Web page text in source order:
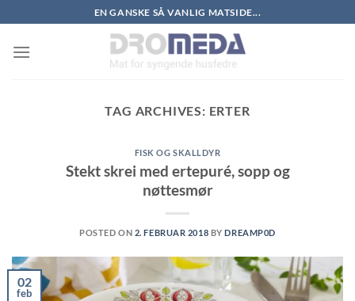
to
content
EN GANSKE SÅ VANLIG MATSIDE...
TAG ARCHIVES: ERTER
FISK OG SKALLDYR
Stekt skrei med ertepuré, sopp og
nøttesmør
POSTED ON 2. FEBRUAR 2018 BYDREAMP0D
02
feb